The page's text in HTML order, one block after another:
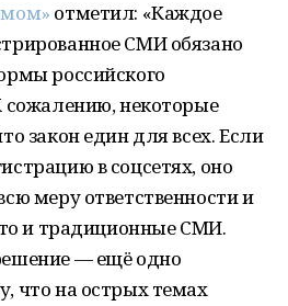
отметил: «Каждое
СМИ обязано
российского
сожалению, некоторые
закон един для всех. Если
в соцсетях, оно
меру ответственности и
и традиционные СМИ.
— ещё одно
что на острых темах